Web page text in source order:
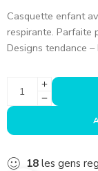
Casquette enfant
respirante. Parfaite
Designs tendance –
18 les gens